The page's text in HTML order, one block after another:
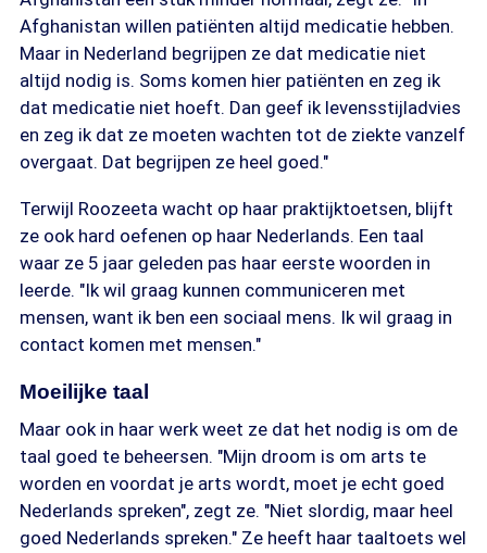
Afghanistan willen patiënten altijd medicatie hebben.
Maar in Nederland begrijpen ze dat medicatie niet
altijd nodig is. Soms komen hier patiënten en zeg ik
dat medicatie niet hoeft. Dan geef ik levensstijladvies
en zeg ik dat ze moeten wachten tot de ziekte vanzelf
overgaat. Dat begrijpen ze heel goed."
Terwijl Roozeeta wacht op haar praktijktoetsen, blijft
ze ook hard oefenen op haar Nederlands. Een taal
waar ze 5 jaar geleden pas haar eerste woorden in
leerde. "Ik wil graag kunnen communiceren met
mensen, want ik ben een sociaal mens. Ik wil graag in
contact komen met mensen."
Moeilijke taal
Maar ook in haar werk weet ze dat het nodig is om de
taal goed te beheersen. "Mijn droom is om arts te
worden en voordat je arts wordt, moet je echt goed
Nederlands spreken", zegt ze. "Niet slordig, maar heel
goed Nederlands spreken." Ze heeft haar taaltoets wel